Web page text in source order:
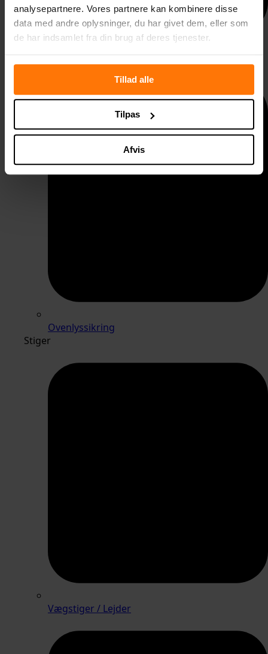
analysepartnere. Vores partnere kan kombinere disse
data med andre oplysninger, du har givet dem, eller som
de har indsamlet fra din brug af deres tjenester.
Tillad alle
Tilpas
Afvis
Taggelænder
Ovenlyssikring
Stiger
Vægstiger / Lejder